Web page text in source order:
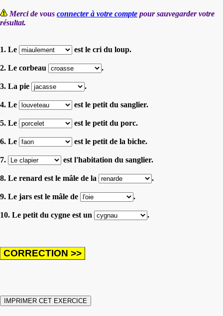
Merci de vous connecter à votre compte pour sauvegarder votre
résultat.
1. Le est le cri du loup.
2. Le corbeau .
3. La pie .
4. Le est le petit du sanglier.
5. Le est le petit du porc.
6. Le est le petit de la biche.
7. est l'habitation du sanglier.
8. Le renard est le mâle de la .
9. Le jars est le mâle de .
10. Le petit du cygne est un .